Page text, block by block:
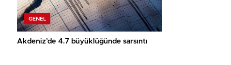
GENEL
Akdeniz’de 4.7 büyüklüğünde sarsıntı